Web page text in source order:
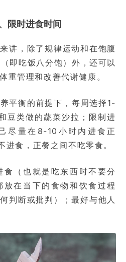
限时进食时间
讲，除了规律运动和在饱腹
即吃饭八分饱）外，还可以
重管理和改善代谢健康。
养平衡的前提下，每周选择1-
豆类做的蔬菜沙拉；限制进
尽量在8-10小时内进食正
食，正餐之间不吃零食。
食（也就是吃东西时不要分
在当下的食物和饮食过程
判断或批判）；最好与他人